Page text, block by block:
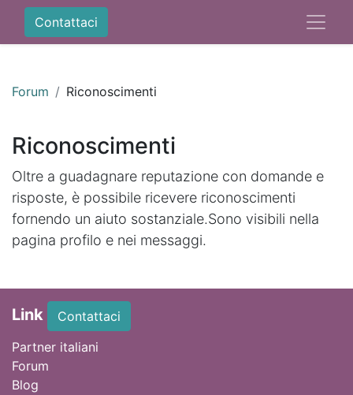
Contattaci
Forum Riconoscimenti
Riconoscimenti
Oltre a guadagnare reputazione con domande e
risposte, è possibile ricevere riconoscimenti
fornendo un aiuto sostanziale.Sono visibili nella
pagina profilo e nei messaggi.
Link
Contattaci
Partner italiani
Forum
Blog